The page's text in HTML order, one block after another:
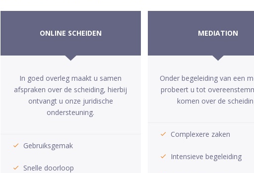
ONLINE SCHEIDEN
In goed overleg maakt u samen
afspraken over de scheiding, hierbij
ontvangt u onze juridische
ondersteuning.
Gebruiksgemak
Snelle doorloop
MEDIATION
Onder begeleiding van een
probeert u tot
komen over de
Complexere zaken
Intensieve begeleiding